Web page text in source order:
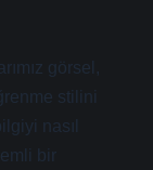
görsel,
stilini
nasıl
bir